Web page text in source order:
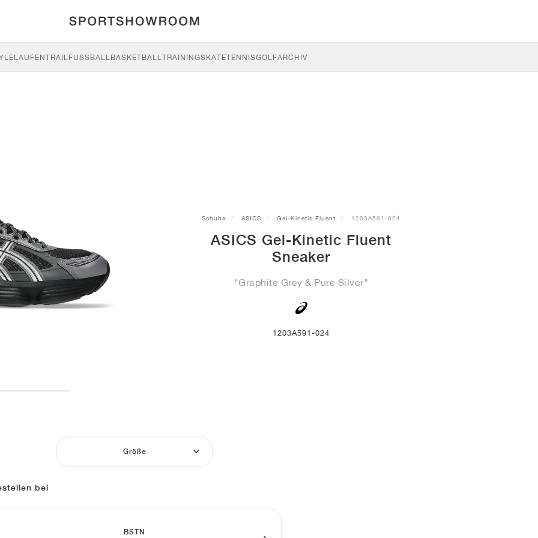
LAUFENTRAILFUSSBALL BASKETBALLTRAININGSKATETENNISGOLFARCHIV
Schuhe ASICS Gel-Kinetic Fluent 1203A591-024
ASICS Gel-Kinetic Fluent
Sneaker
"Graphite Grey & Pure Silver"
1203A591-024
Größe
bei
BSTN